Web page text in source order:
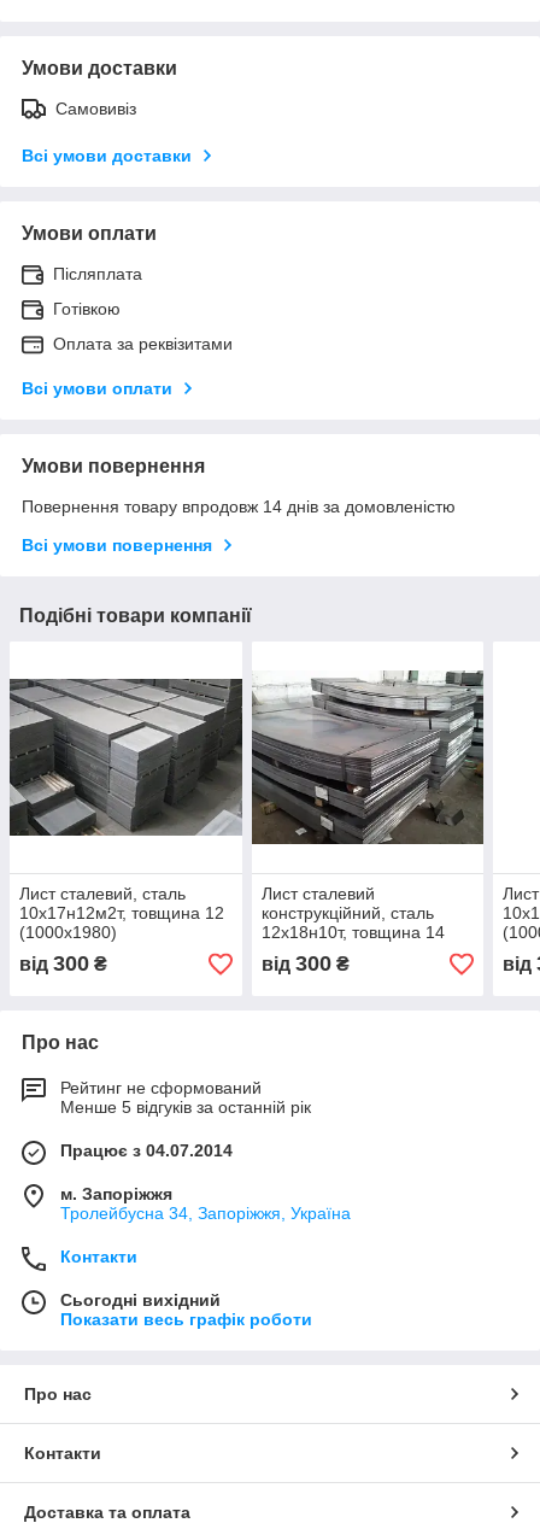
Умови доставки
Самовивіз
Всі умови доставки
Умови оплати
Післяплата
Готівкою
Оплата за реквізитами
Всі умови оплати
Умови повернення
Повернення товару впродовж 14 днів за домовленістю
Всі умови повернення
Подібні товари компанії
Лист сталевий, сталь
10х17н12м2т, товщина 12
(1000х1980)
від 300 ₴
Лист сталевий
конструкційний, сталь
12х18н10т, товщина 14
(670х3140)
від 300₴ від
Про нас
Рейтинг не сформований
Менше 5 відгуків за останній рік
Працює з 04.07.2014
м. Запоріжжя
Тролейбусна 34, Запоріжжя, Україна
Контакти
Сьогодні вихідний
Показати весь графік роботи
Про нас
Контакти
Доставка та оплата